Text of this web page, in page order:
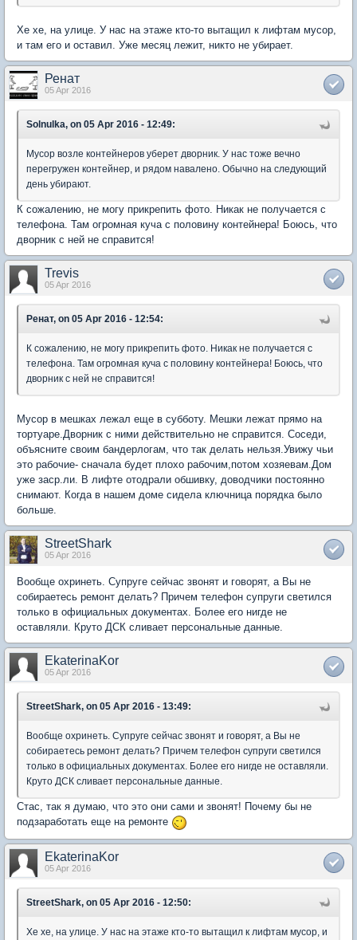
Хе хе, на улице. У нас на этаже кто-то вытащил к лифтам мусор,
и там его и оставил. Уже месяц лежит, никто не убирает.
Ренат
05 Apr 2016
Solnulka, on 05 Apr 2016 - 12:49:
Мусор возле контейнеров уберет дворник. У нас тоже вечно
перегружен контейнер, и рядом навалено. Обычно на следующий
день убирают.
К сожалению, не могу прикрепить фото. Никак не получается с
телефона. Там огромная куча с половину контейнера! Боюсь, что
дворник с ней не справится!
Trevis
05 Apr 2016
Ренат, on 05 Apr 2016 - 12:54:
К сожалению, не могу прикрепить фото. Никак не получается с
телефона. Там огромная куча с половину контейнера! Боюсь, что
дворник с ней не справится!
Мусор в мешках лежал еще в субботу. Мешки лежат прямо на
тортуаре.Дворник с ними действительно не справится. Соседи,
объясните своим бандерлогам, что так делать нельзя.Увижу чьи
это рабочие- сначала будет плохо рабочим,потом хозяевам.Дом
уже заср.ли. В лифте отодрали обшивку, доводчики постоянно
снимают. Когда в нашем доме сидела ключница порядка было
больше.
StreetShark
05 Apr 2016
Вообще охринеть. Супруге сейчас звонят и говорят, а Вы не
собираетесь ремонт делать? Причем телефон супруги светился
только в официальных документах. Более его нигде не
оставляли. Круто ДСК сливает персональные данные.
EkaterinaKor
05 Apr 2016
StreetShark, on 05 Apr 2016 - 13:49:
Вообще охринеть. Супруге сейчас звонят и говорят, а Вы не
собираетесь ремонт делать? Причем телефон супруги светился
только в официальных документах. Более его нигде не оставляли.
Круто ДСК сливает персональные данные.
Стас, так я думаю, что это они сами и звонят! Почему бы не
подзаработать еще на ремонте
EkaterinaKor
05 Apr 2016
StreetShark, on 05 Apr 2016 - 12:50:
Хе хе, на улице. У нас на этаже кто-то вытащил к лифтам мусор, и